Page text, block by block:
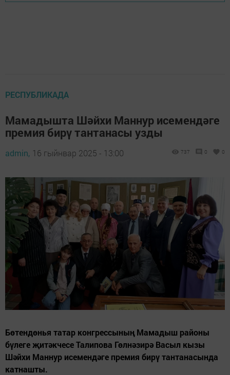
РЕСПУБЛИКАДА
Мамадышта Шәйхи Маннур исемендәге
премия бирү тантанасы узды
admin, 16 гыйнвар 2025 - 13:00 737 0 0
Бөтендөнья татар конгрессының Мамадыш районы
бүлеге җитәкчесе Талипова Гөлнәзирә Васыл кызы
Шәйхи Маннур исемендәге премия бирү тантанасында
катнашты.